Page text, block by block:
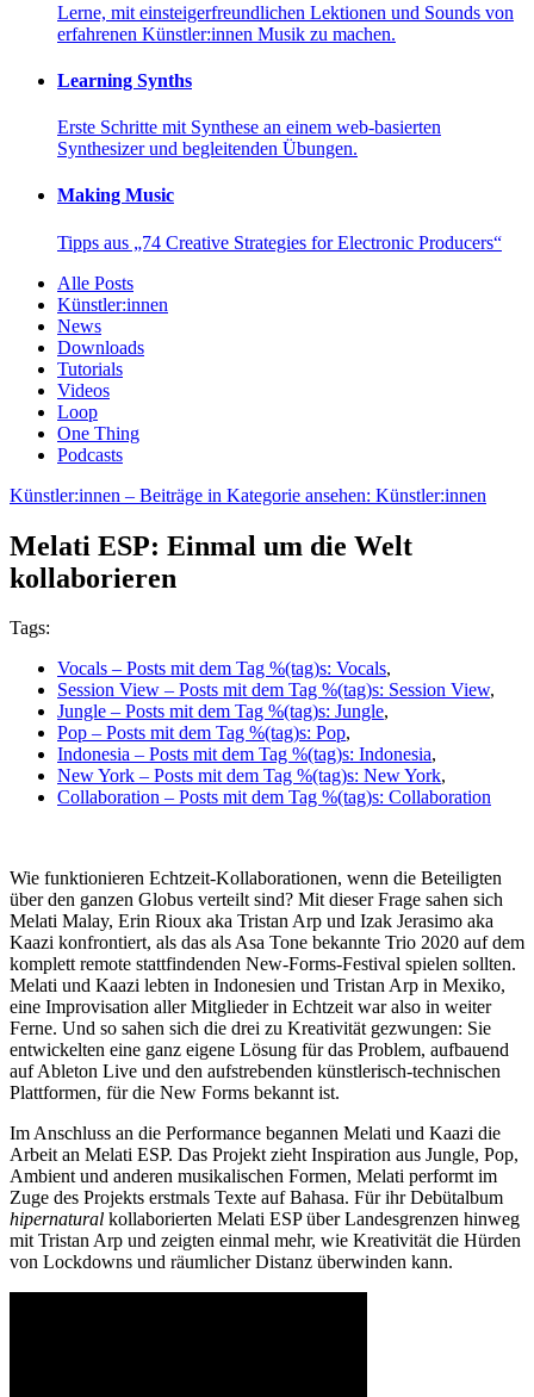
Lerne, mit einsteigerfreundlichen Lektionen und Sounds von
erfahrenen Künstler:innen Musik zu machen.
Learning Synths
Erste Schritte mit Synthese an einem web-basierten
Synthesizer und begleitenden Übungen.
Making Music
Tipps aus „74 Creative Strategies for Electronic Producers“
Alle Posts
Künstler:innen
News
Downloads
Tutorials
Videos
Loop
One Thing
Podcasts
Künstler:innen – Beiträge in Kategorie ansehen: Künstler:innen
Melati ESP: Einmal um die Welt
kollaborieren
Tags:
Vocals – Posts mit dem Tag %(tag)s: Vocals,
Session View – Posts mit dem Tag %(tag)s: Session View,
Jungle – Posts mit dem Tag %(tag)s: Jungle,
Pop – Posts mit dem Tag %(tag)s: Pop,
Indonesia – Posts mit dem Tag %(tag)s: Indonesia,
New York – Posts mit dem Tag %(tag)s: New York,
Collaboration – Posts mit dem Tag %(tag)s: Collaboration
Wie funktionieren Echtzeit-Kollaborationen, wenn die Beteiligten
über den ganzen Globus verteilt sind? Mit dieser Frage sahen sich
Melati Malay, Erin Rioux aka Tristan Arp und Izak Jerasimo aka
Kaazi konfrontiert, als das als Asa Tone bekannte Trio 2020 auf dem
komplett remote stattfindenden New-Forms-Festival spielen sollten.
Melati und Kaazi lebten in Indonesien und Tristan Arp in Mexiko,
eine Improvisation aller Mitglieder in Echtzeit war also in weiter
Ferne. Und so sahen sich die drei zu Kreativität gezwungen: Sie
entwickelten eine ganz eigene Lösung für das Problem, aufbauend
auf Ableton Live und den aufstrebenden künstlerisch-technischen
Plattformen, für die New Forms bekannt ist.
Im Anschluss an die Performance begannen Melati und Kaazi die
Arbeit an Melati ESP. Das Projekt zieht Inspiration aus Jungle, Pop,
Ambient und anderen musikalischen Formen, Melati performt im
Zuge des Projekts erstmals Texte auf Bahasa. Für ihr Debütalbum
hipernatural kollaborierten Melati ESP über Landesgrenzen hinweg
mit Tristan Arp und zeigten einmal mehr, wie Kreativität die Hürden
von Lockdowns und räumlicher Distanz überwinden kann.